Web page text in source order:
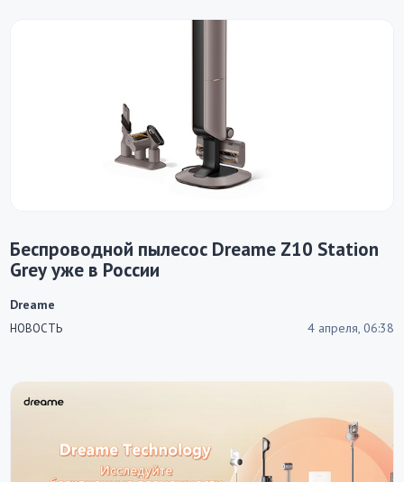
Беспроводной пылесос Dreame Z10 Station
Grey уже в России
НОВОСТЬ 4 апреля, 06:38
Dreame